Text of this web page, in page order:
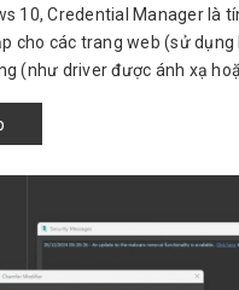
10, Credential Manager là
cho các trang web (sử
(như driver được ánh xạ